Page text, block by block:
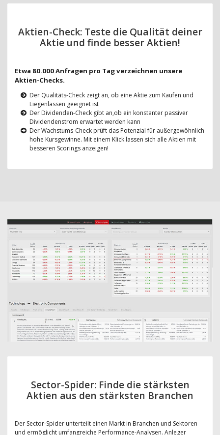
Aktien-Check: Teste die Qualität deiner
Aktie und finde besser Aktien!
Etwa 80.000 Anfragen pro Tag verzeichnen unsere
Aktien-Checks.
Der Qualitäts-Check zeigt an, ob eine Aktie zum Kaufen und
Liegenlassen geeignet ist
Der Dividenden-Check gibt an,ob ein konstanter passiver
Dividendenstrom erwartet werden kann
Der Wachstums-Check prüft das Potenzial für außergewöhnlich
hohe Kursgewinne. Mit einem Klick lassen sich alle Aktien mit
besseren Scorings anzeigen!
Sector-Spider: Finde die stärksten
Aktien aus den stärksten Branchen
Der Sector-Spider unterteilt einen Markt in Branchen und Sektoren
und ermöglicht umfangreiche Performance-Analysen. Anleger